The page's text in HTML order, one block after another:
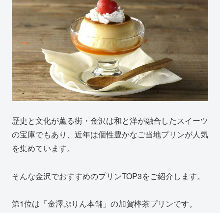
歴史と文化が薫る街・金沢は和と洋が融合したスイーツ
の宝庫でもあり、近年は個性豊かなご当地プリンが人気
を集めています。
そんな金沢でおすすめのプリンTOP3をご紹介します。
第1位は「金澤ぷりん本舗」の加賀棒茶プリンです。